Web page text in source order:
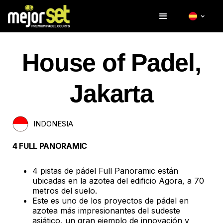
House of Padel,
Jakarta
INDONESIA
4 FULL PANORAMIC
4 pistas de pádel Full Panoramic están
ubicadas en la azotea del edificio Agora, a 70
metros del suelo.
Este es uno de los proyectos de pádel en
azotea más impresionantes del sudeste
asiático, un gran ejemplo de innovación y